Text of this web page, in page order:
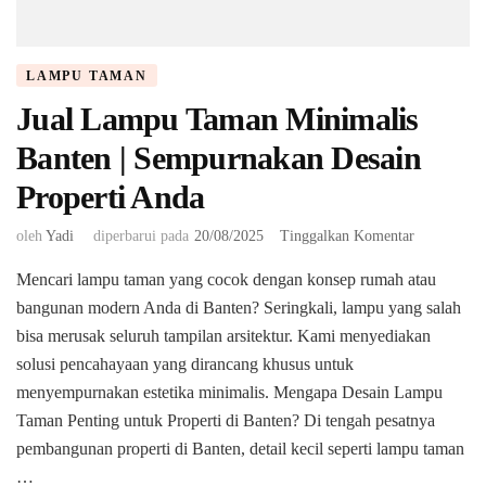
LAMPU TAMAN
Jual Lampu Taman Minimalis
Banten | Sempurnakan Desain
Properti Anda
oleh Yadi diperbarui pada 20/08/2025 Tinggalkan Komentarpada
Lampu
Taman
Desain
Properti
Mencari lampu taman yang cocok dengan konsep rumah atau
bangunan modern Anda di Banten? Seringkali, lampu yang salah
bisa merusak seluruh tampilan arsitektur. Kami menyediakan
solusi pencahayaan yang dirancang khusus untuk
menyempurnakan estetika minimalis. ​Mengapa Desain Lampu
Taman Penting untuk Properti di Banten? ​Di tengah pesatnya
pembangunan properti di Banten, detail kecil seperti lampu taman
…